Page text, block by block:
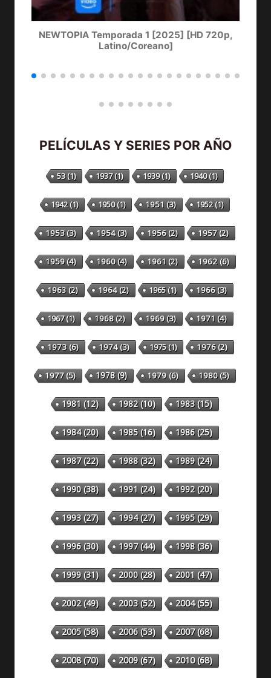
NEWTOPIA Temporada 1 [2025] [HD 720p,
Latino/Coreano]
PELÍCULAS Y SERIES POR AÑO
53(1) 1937(1) 1939(1) 1940(1)
1942(1) 1950(1) 1951 (3) 1952(1)
1953(3) 1954(3) 1956(2) 1957(2)
1959(4) 1960(4) 1961 (2) 1962(6)
1963(2) 1964(2) 1965(1) 1966(3)
1967(1) 1968(2) 1969(3) 1971 (4)
1973(6) 1974(3) 1975(1) 1976(2)
1977(5) 1978(9) 1979(6) 1980(5)
1981 (12) 1982(10) 1983(15)
1984(20) 1985(16) 1986(25)
1987(22) 1988(32) 1989(24)
1990(38) 1991 (24) 1992(20)
1993(27) 1994(27) 1995(29)
1996(30) 1997(44) 1998(36)
1999(31) 2000(28) 2001 (47)
2002(49) 2003(52) 2004(55)
2005(58) 2006(53) 2007(68)
2008(70) 2009(67) 2010(68)